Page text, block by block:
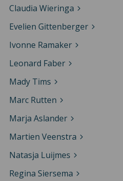
Claudia Wieringa
Evelien Gittenberger
Ivonne Ramaker
Leonard Faber
Mady Tims
Marc Rutten
Marja Aslander
Martien Veenstra
Natasja Luijmes
Regina Siersema